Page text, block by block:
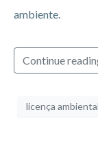
ambiente.
Continue
licença ambiental